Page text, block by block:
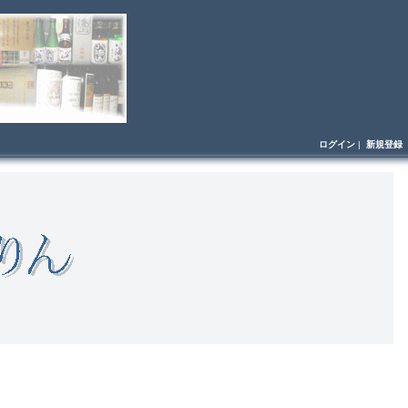
ログイン | 新規登録